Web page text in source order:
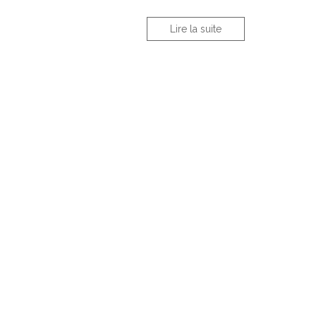
Lire la suite